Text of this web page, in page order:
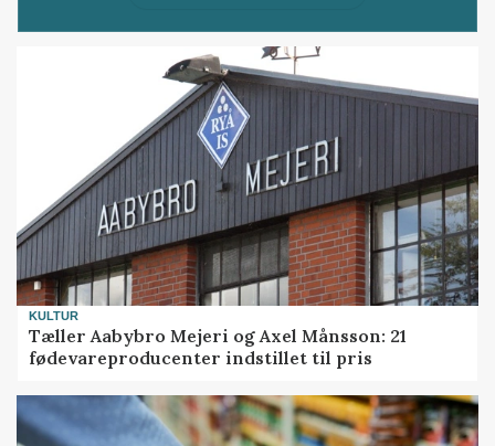
KULTUR
Tæller Aabybro Mejeri og Axel Månsson: 21
fødevareproducenter indstillet til pris